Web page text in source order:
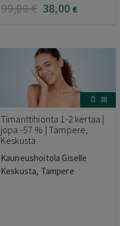
99,00€ 38,00 €
38
Timanttihionta 1-2 kertaa |
jopa -57 % | Tampere,
Keskusta
Kauneushoitola Giselle
Keskusta, Tampere